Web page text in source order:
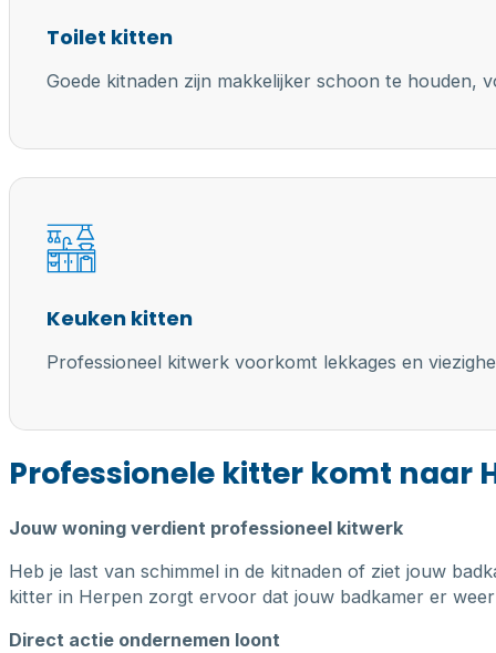
Toilet kitten
Goede kitnaden zijn makkelijker schoon te houden,
Keuken kitten
Professioneel kitwerk voorkomt lekkages en
Professionele kitter komt naar
Jouw woning verdient professioneel kitwerk
Heb je last van schimmel in de kitnaden of ziet jouw
kitter in Herpen zorgt ervoor dat jouw badkamer er
Direct actie ondernemen loont